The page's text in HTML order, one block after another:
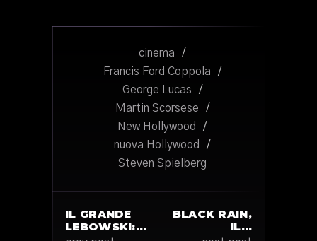
cinema
/
Francis Ford Coppola
/
George Lucas
/
Martin Scorsese
/
New Hollywood
/
nuova Hollywood
/
Steven Spielberg
IL GRANDE
LEBOWSKI:…
BLACK RAIN,
IL…